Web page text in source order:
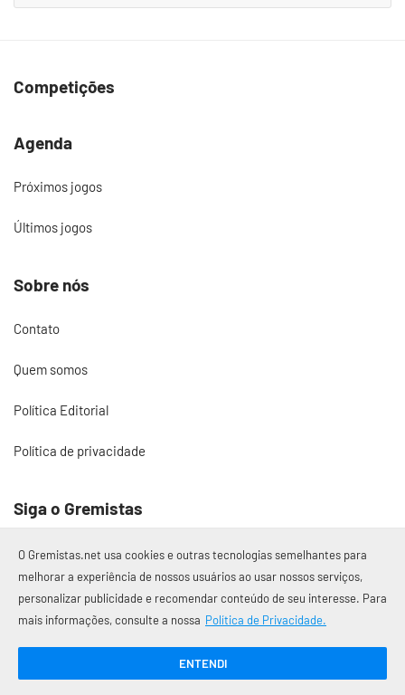
Competições
Agenda
Próximos jogos
Últimos jogos
Sobre nós
Contato
Quem somos
Política Editorial
Política de privacidade
Siga o Gremistas
© 2017 – 2026 Gremistas.net
Gremistas.net — Porto Alegre/RS
O Gremistas.net usa cookies e outras tecnologias semelhantes para
melhorar a experiência de nossos usuários ao usar nossos serviços,
personalizar publicidade e recomendar conteúdo de seu interesse. Para
mais informações, consulte a nossa Política de Privacidade.
ENTENDI